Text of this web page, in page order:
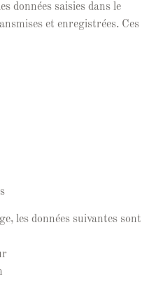
don­nées saisies dans le
et enreg­istrées. Ces
les don­nées suiv­antes sont